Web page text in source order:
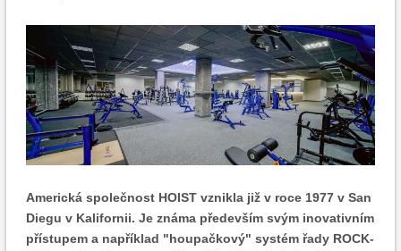
Značky
Americká společnost HOIST vznikla již v roce 1977 v San
Diegu v Kalifornii. Je známa především svým inovativním
přístupem a například "houpačkový" systém řady ROCK-